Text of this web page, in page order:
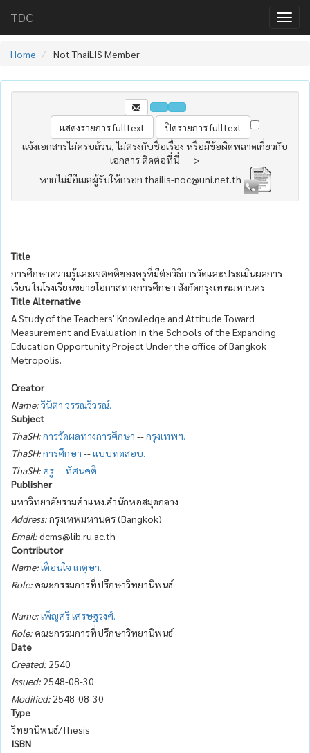
TDC
Home Not ThaiLIS Member
แจ้งเอกสารไม่ครบถ้วน, ไม่ตรงกับชื่อเรื่อง หรือมีข้อผิดพลาดเกี่ยวกับ
เอกสาร ติดต่อที่นี่ ==>
หากไม่มีอีเมลผู้รับให้กรอก thailis-noc@uni.net.th
Title
การศึกษาความรู้และเจตคติของครูที่มีต่อวิธีการวัดและประเมินผลการ
เรียน ในโรงเรียนขยายโอกาสทางการศึกษา สังกัดกรุงเทพมหานคร
Title Alternative
A Study of the Teachers' Knowledge and Attitude Toward
Measurement and Evaluation in the Schools of the Expanding
Education Opportunity Project Under the office of Bangkok
Metropolis.
Creator
Name:วินิตา วรรณวิวรณ์.
Subject
ThaSH:การวัดผลทางการศึกษา --กรุงเทพฯ.
ThaSH:การศึกษา --แบบทดสอบ.
ThaSH: ครู--ทัศนคติ.
Publisher
มหาวิทยาลัยรามคำแหง.สำนักหอสมุดกลาง
Address:กรุงเทพมหานคร (Bangkok)
Email:dcms@lib.ru.ac.th
Contributor
Name:เตือนใจ เกตุษา.
Role: คณะกรรมการที่ปรึกษาวิทยานิพนธ์
Name:เพ็ญศรี เศรษฐวงศ์.
Role: คณะกรรมการที่ปรึกษาวิทยานิพนธ์
Date
Created: 2540
Issued: 2548-08-30
Modified: 2548-08-30
Type
วิทยานิพนธ์/Thesis
ISBN